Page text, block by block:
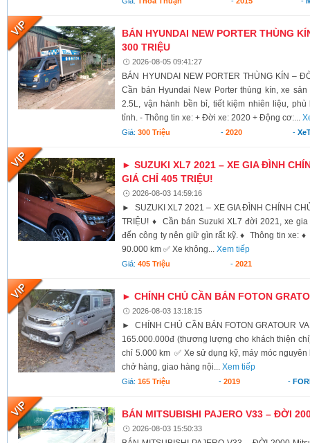
BÁN HYUNDAI NEW PORTER THÙNG
300 TRIỆU
2026-08-05 09:41:27
BÁN HYUNDAI NEW PORTER THÙNG KÍN –
Cần bán Hyundai New Porter thùng kín, xe
2.5L, vận hành bền bỉ, tiết kiệm nhiên liệu,
tỉnh. - Thông tin xe: + Đời xe: 2020 + Động cơ:...
Giá:300 Triệu -2020 -
► SUZUKI XL7 2021 – XE GIA ĐÌNH
GIÁ CHỈ 405 TRIỆU!
2026-08-03 14:59:16
► SUZUKI XL7 2021 – XE GIA ĐÌNH CHÍNH
TRIỆU! ♦ Cần bán Suzuki XL7 đời 2021, xe
đến công ty nên giữ gìn rất kỹ. ♦ Thông tin xe:
90.000 km ✅ Xe không...Xem tiếp
Giá:405 Triệu - 2021
► CHÍNH CHỦ CẦN BÁN FOTON
2026-08-03 13:18:15
► CHÍNH CHỦ CẦN BÁN FOTON GRATOUR
165.000.000đ (thương lượng cho khách thiện
chỉ 5.000 km ✅ Xe sử dụng kỹ, máy móc
chở hàng, giao hàng nội...Xem tiếp
Giá:165 Triệu - 2019 -
BÁN MITSUBISHI PAJERO V33 – ĐỜI
2026-08-03 15:50:33